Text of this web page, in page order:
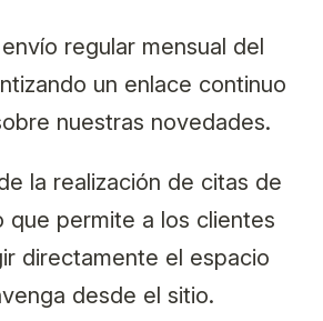
regular mensual del
un enlace continuo
nuestras novedades.
la realización de citas de
que permite a los clientes
directamente el espacio
desde el sitio.